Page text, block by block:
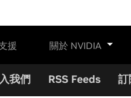
援 關於 NVIDIA
我們 RSS Feeds 訂